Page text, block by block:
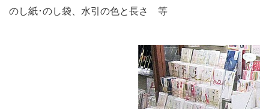
のし紙･のし袋、水引の色と長さ 等